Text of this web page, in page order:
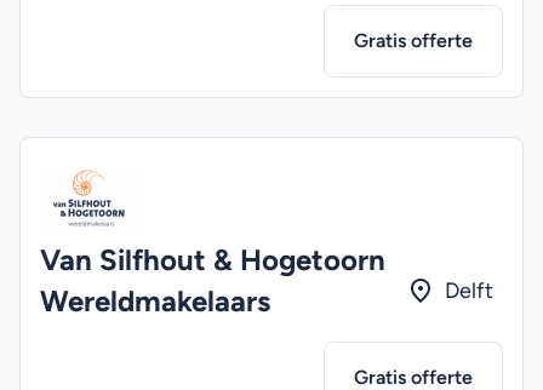
Gratis offerte
Van Silfhout & Hogetoorn
Wereldmakelaars
Delft
Gratis offerte